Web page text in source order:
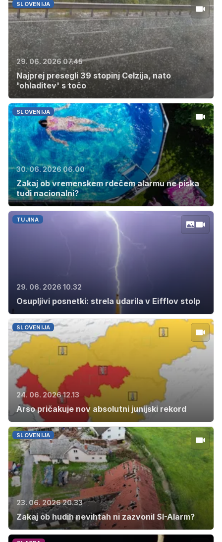
SLOVENIJA
29. 06. 2026 07.45
Najprej presegli 39 stopinj Celzija, nato
'ohladitev' s točo
SLOVENIJA
30. 06. 2026 06.00
Zakaj ob vremenskem rdečem alarmu ne piska
tudi nacionalni?
TUJINA
29. 06. 2026 10.32
Osupljivi posnetki: strela udarila v Eifflov stolp
SLOVENIJA
24. 06. 2026 12.13
Arso pričakuje nov absolutni junijski rekord
SLOVENIJA
23. 06. 2026 20.33
Zakaj ob hudih nevihtah ni zazvonil SI-Alarm?